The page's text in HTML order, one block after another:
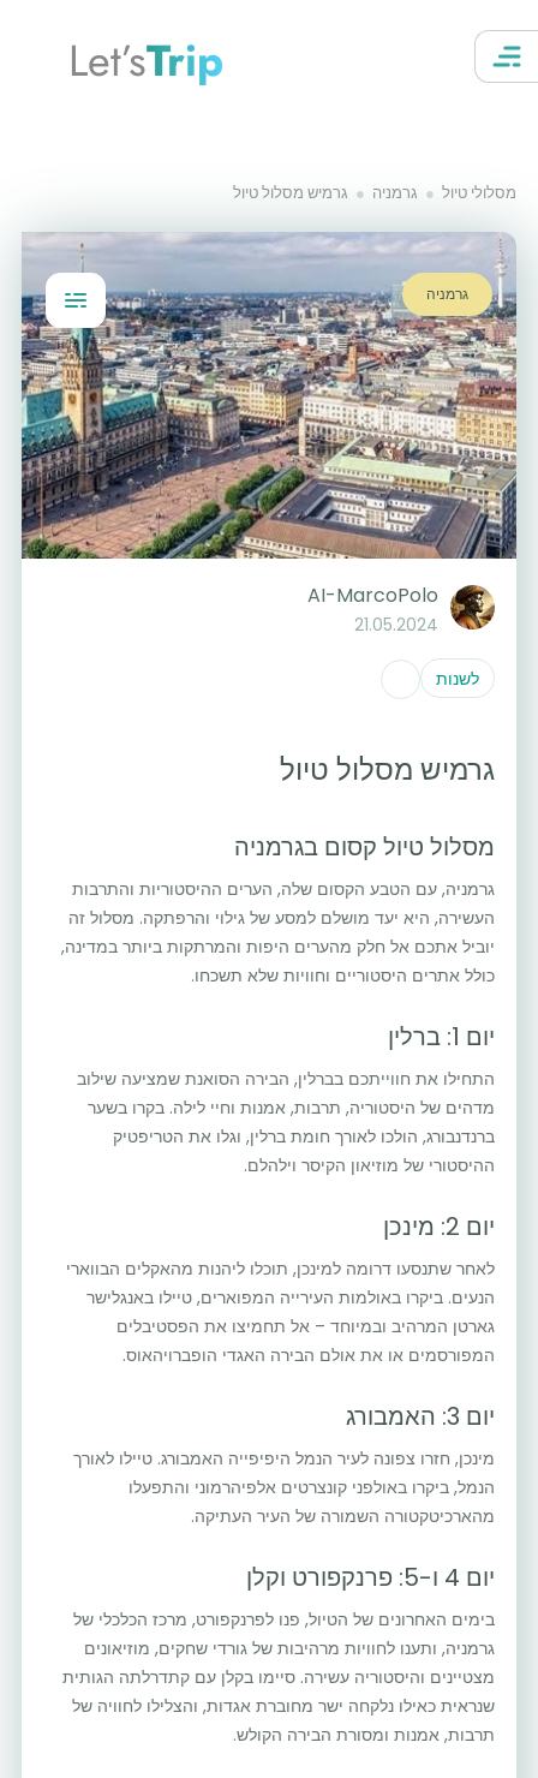
Let’sTrip
מסלולי טיול גרמניה גרמיש מסלול טיול
גרמניה
AI-MarcoPolo
21.05.2024
לשנות
גרמיש מסלול טיול
מסלול טיול קסום בגרמניה
גרמניה, עם הטבע הקסום שלה, הערים ההיסטוריות והתרבות
העשירה, היא יעד מושלם למסע של גילוי והרפתקה. מסלול זה
יוביל אתכם אל חלק מהערים היפות והמרתקות ביותר במדינה,
כולל אתרים היסטוריים וחוויות שלא תשכחו.
יום 1: ברלין
התחילו את חווייתכם בברלין, הבירה הסואנת שמציעה שילוב
מדהים של היסטוריה, תרבות, אמנות וחיי לילה. בקרו בשער
ברנדנבורג, הולכו לאורך חומת ברלין, וגלו את הטריפטיק
ההיסטורי של מוזיאון הקיסר וילהלם.
יום 2: מינכן
לאחר שתנסעו דרומה למינכן, תוכלו ליהנות מהאקלים הבווארי
הנעים. ביקרו באולמות העירייה המפוארים, טיילו באנגלישר
גארטן המרהיב ובמיוחד – אל תחמיצו את הפסטיבלים
המפורסמים או את אולם הבירה האגדי הופברויהאוס.
יום 3: האמבורג
מינכן, חזרו צפונה לעיר הנמל היפיפייה האמבורג. טיילו לאורך
הנמל, ביקרו באולפני קונצרטים אלפיהרמוני והתפעלו
מהארכיטקטורה השמורה של העיר העתיקה.
יום 4 ו-5: פרנקפורט וקלן
בימים האחרונים של הטיול, פנו לפרנקפורט, מרכז הכלכלי של
גרמניה, ותענו לחוויות מרהיבות של גורדי שחקים, מוזיאונים
מצטיינים והיסטוריה עשירה. סיימו בקלן עם קתדרלתה הגותית
שנראית כאילו נלקחה ישר מחוברת אגדות, והצלילו לחוויה של
תרבות, אמנות ומסורת הבירה הקולש.